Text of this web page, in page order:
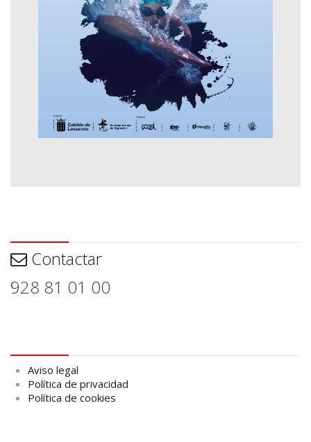
Contactar
928 81 01 00
Aviso legal
Política de privacidad
Política de cookies